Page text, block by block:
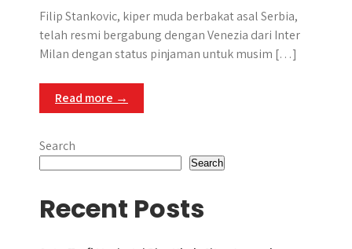
Filip Stankovic, kiper muda berbakat asal Serbia,
telah resmi bergabung dengan Venezia dari Inter
Milan dengan status pinjaman untuk musim […]
Read more →
Search
Search
Recent Posts